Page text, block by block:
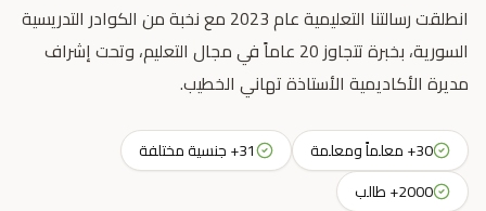
انطلقت رسالتنا التعليمية عام 2023 مع نخبة من الكوادر التدريسية
السورية، بخبرة تتجاوز 20 عاماً في مجال التعليم، وتحت إشراف
مديرة الأكاديمية الأستاذة تهاني الخطيب.
30+ معلماً ومعلمة
31+ جنسية مختلفة
2000+ طالب